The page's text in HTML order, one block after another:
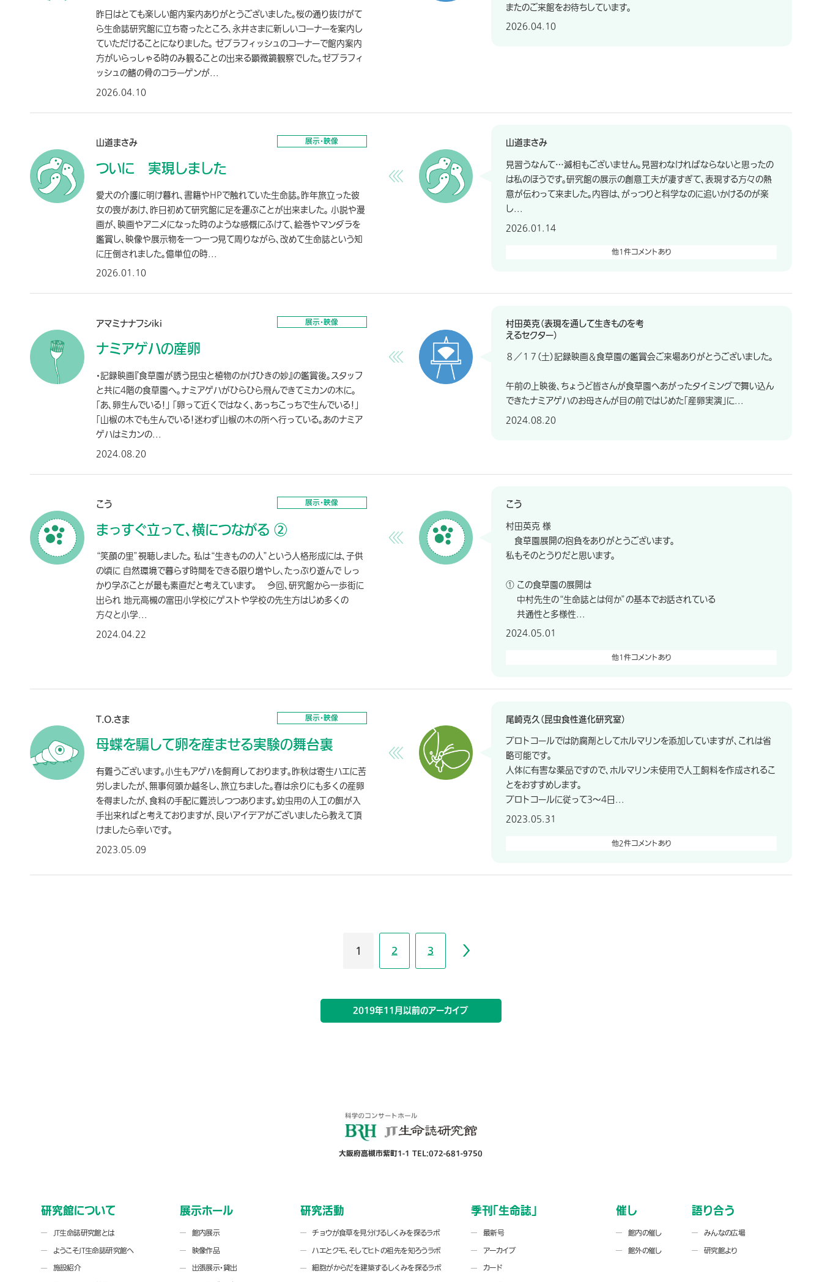
昨日はとても楽しい館内案内ありがとうございました。桜の通り抜けがて
ら生命誌研究館に立ち寄ったところ、永井さまに新しいコーナーを案内し
ていただけることになりました。 ゼブラフィッシュのコーナーで館内案内
方がいらっしゃる時のみ観ることの出来る顕微鏡観察でした。ゼブラフィ
ッシュの鰭の骨のコラーゲンが...
2026.04.10
またのご来館をお待ちしています。
2026.04.10
展示・映像
山道まさみ
ついに 実現しました
愛犬の介護に明け暮れ、書籍やHPで触れていた生命誌。昨年旅立った彼
女の喪があけ、昨日初めて研究館に足を運ぶことが出来ました。 小説や漫
画が、映画やアニメになった時のような感慨にふけて、絵巻やマンダラを
鑑賞し、映像や展示物を一つ一つ見て周りながら、改めて生命誌という知
に圧倒されました。億単位の時...
2026.01.10
山道まさみ
見習うなんて…滅相もございません。見習わなければならないと思ったの
は私のほうです。研究館の展示の創意工夫が凄すぎて、表現する方々の熱
意が伝わって来ました。内容は、がっつりと科学なのに追いかけるのが楽
し...
2026.01.14
他1件コメントあり
展示・映像
アマミナナフシiki
ナミアゲハの産卵
・記録映画『食草園が誘う昆虫と植物のかけひきの妙』の鑑賞後。スタッフ
と共に4階の食草園へ。ナミアゲハがひらひら飛んできてミカンの木に。
「あ、卵生んでいる！」 「卵って近くではなく、あっちこっちで生んでいる！」
「山椒の木でも生んでいる！迷わず山椒の木の所へ行っている。あのナミア
ゲハはミカンの...
2024.08.20
村田英克（表現を通して生きものを考
えるセクター）
８／１７（土）記録映画＆食草園の鑑賞会ご来場ありがとうございました。
午前の上映後、ちょうど皆さんが食草園へあがったタイミングで舞い込ん
できたナミアゲハのお母さんが目の前ではじめた「産卵実演」に...
2024.08.20
展示・映像
こう
まっすぐ立って、横につながる ②
“笑顔の里”視聴しました。 私は“生きものの人”という人格形成には、子供
の頃に 自然環境で暮らす時間をできる限り増やし、たっぷり遊んで しっ
かり学ぶことが最も素直だと考えています。 今回、研究館から一歩街に
出られ 地元高槻の富田小学校にゲストや学校の先生方はじめ多くの
方々と小学...
2024.04.22
こう
村田英克 様
食草園展開の抱負をありがとうございます。
私もそのとうりだと思います。
① この食草園の展開は
中村先生の“生命誌とは何か”の基本でお話されている
共通性と多様性...
2024.05.01
他1件コメントあり
展示・映像
T.O.さま
母蝶を騙して卵を産ませる実験の舞台裏
有難うございます。小生もアゲハを飼育しております。昨秋は寄生ハエに苦
労しましたが、無事何頭か越冬し、旅立ちました。春は余りにも多くの産卵
を得ましたが、食料の手配に難渋しつつあります。幼虫用の人工の餌が入
手出来ればと考えておりますが、良いアイデアがございましたら教えて頂
けましたら幸いです。
2023.05.09
尾崎克久（昆虫食性進化研究室）
プロトコールでは防腐剤としてホルマリンを添加していますが、これは省
略可能です。
人体に有害な薬品ですので、ホルマリン未使用で人工飼料を作成されるこ
とをおすすめします。
プロトコールに従って3〜4日...
2023.05.31
他2件コメントあり
1 2 3
2019年11月以前のアーカイブ
大阪府高槻市紫町1-1 TEL:072-681-9750
研究館について
JT生命誌研究館とは
ようこそJT生命誌研究館へ
施設紹介
展示ホール
館内展示
映像作品
出張展示・貸出
研究活動
チョウが食草を見分けるしくみを探るラボ
ハエとクモ、そしてヒトの祖先を知ろうラボ
細胞がからだを建築するしくみを探るラボ
季刊「生命誌」
最新号
アーカイブ
カード
催し
館内の催し
館外の催し
語り合う
みんなの広場
研究館より